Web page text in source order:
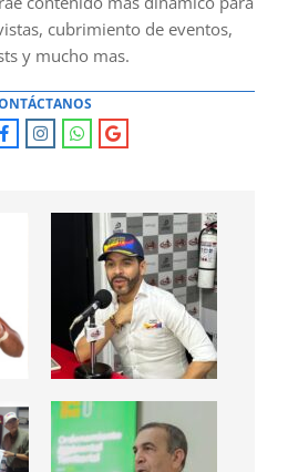
cubrimiento de eventos,
y mucho mas.